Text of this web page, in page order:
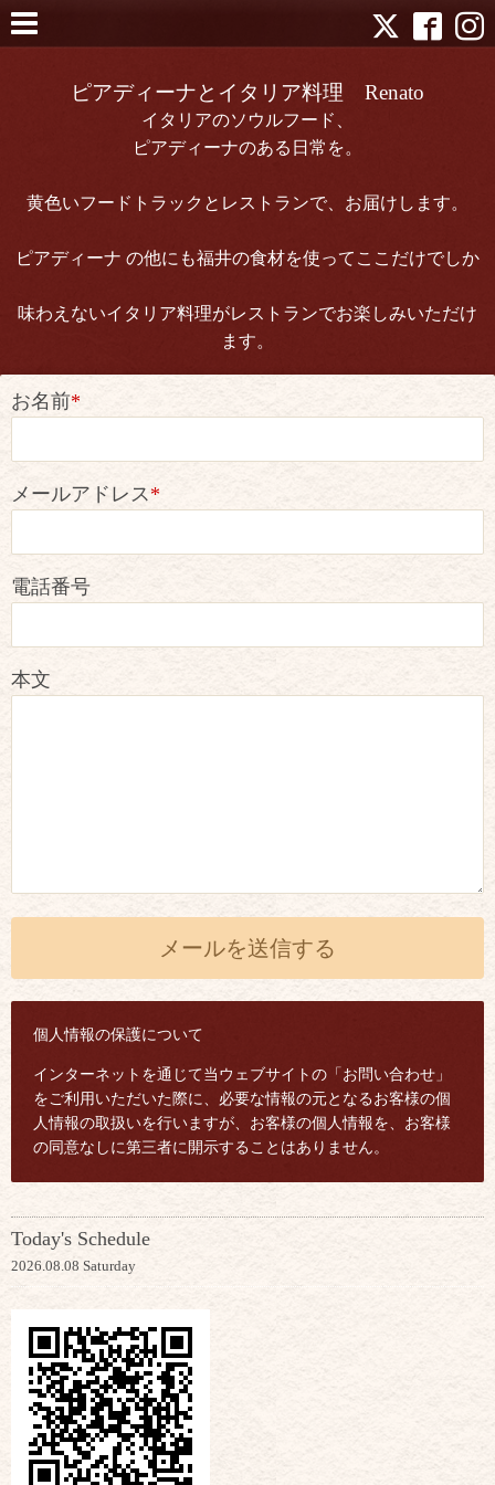
ピアディーナとイタリア料理 Renato
イタリアのソウルフード、
ピアディーナのある日常を。
黄色いフードトラックとレストランで、お届けします。
ピアディーナ の他にも福井の食材を使ってここだけでしか
味わえないイタリア料理がレストランでお楽しみいただけ
ます。
お名前*
メールアドレス*
電話番号
本文
個人情報の保護について
インターネットを通じて当ウェブサイトの「お問い合わせ」
をご利用いただいた際に、必要な情報の元となるお客様の個
人情報の取扱いを行いますが、お客様の個人情報を、お客様
の同意なしに第三者に開示することはありません。
Today's Schedule
2026.08.08 Saturday